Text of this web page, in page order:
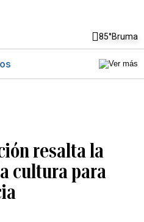
85°Bruma
resalta la
cultura para